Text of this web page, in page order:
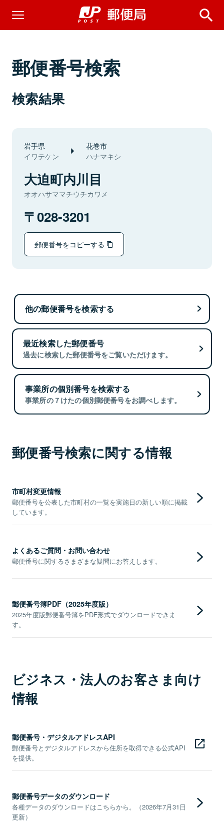
郵便番号検索
検索結果
岩手県
イワテケン
花巻市
ハナマキシ
大迫町内川目
オオハサママチウチカワメ
028-3201
郵便番号をコピーする
他の郵便番号を検索する
最近検索した郵便番号
過去に検索した郵便番号をご覧いただけます。
事業所の個別番号を検索する
事業所の７けたの個別郵便番号をお調べします。
郵便番号検索に関する情報
市町村変更情報
郵便番号を公表した市町村の一覧を実施日の新しい順に掲載
しています。
よくあるご質問・お問い合わせ
郵便番号に関するさまざまな疑問にお答えします。
郵便番号簿PDF（2025年度版）
2025年度版郵便番号簿をPDF形式でダウンロードできま
す。
ビジネス・法人のお客さま向け
情報
郵便番号・デジタルアドレスAPI
郵便番号とデジタルアドレスから住所を取得できる公式API
を提供。
郵便番号データのダウンロード
各種データのダウンロードはこちらから。（2026年7月31日
更新）